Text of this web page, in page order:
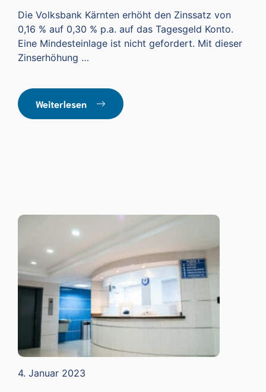
Die Volksbank Kärnten erhöht den Zinssatz von
0,16 % auf 0,30 % p.a. auf das Tagesgeld Konto.
Eine Mindesteinlage ist nicht gefordert. Mit dieser
Zinserhöhung …
Weiterlesen
4. Januar 2023